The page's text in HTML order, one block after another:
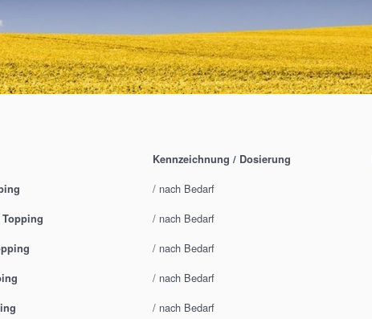
Kennzeichnung / Dosierung
/ nach Bedarf
/ nach Bedarf
/ nach Bedarf
/ nach Bedarf
/ nach Bedarf